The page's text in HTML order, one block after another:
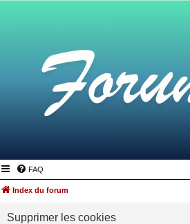
FAQ
Index du forum
Supprimer les cookies